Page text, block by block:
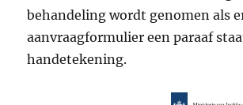
behandeling wordt genomen als
aanvraagformulier een paraaf
handetekening.